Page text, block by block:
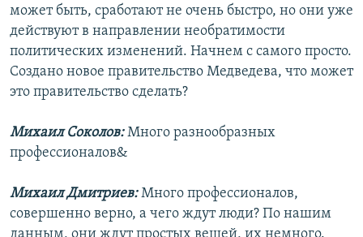
может быть, сработают не очень быстро, но они уже
действуют в направлении необратимости
политических изменений. Начнем с самого просто.
Создано новое правительство Медведева, что может
это правительство сделать?
Михаил Соколов:Много разнообразных
профессионалов&
Михаил Дмитриев:Много профессионалов,
совершенно верно, а чего ждут люди? По нашим